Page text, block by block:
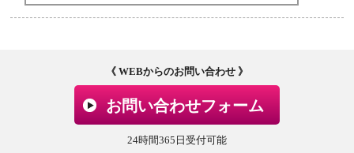
《 WEBからのお問い合わせ 》
お問い合わせフォーム
24時間365日受付可能